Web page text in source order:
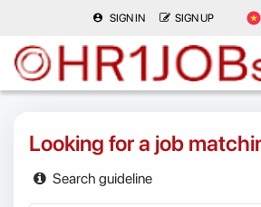
SIGN IN SIGN UP
Looking for a job
Search guideline